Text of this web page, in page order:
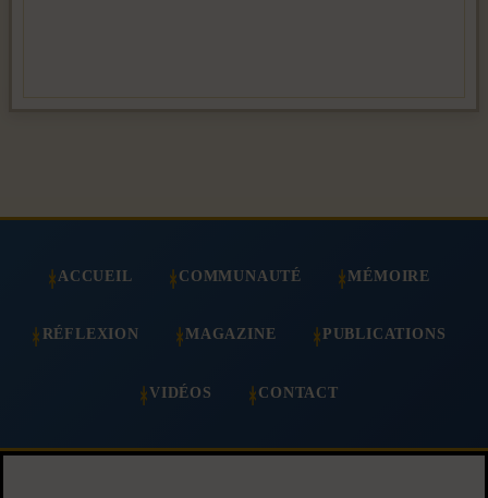
ACCUEIL COMMUNAUTÉ MÉMOIRE
RÉFLEXION MAGAZINE PUBLICATIONS
VIDÉOS CONTACT